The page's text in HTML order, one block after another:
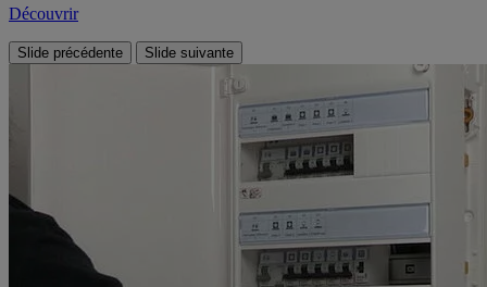
Découvrir
Slide précédente Slide suivante